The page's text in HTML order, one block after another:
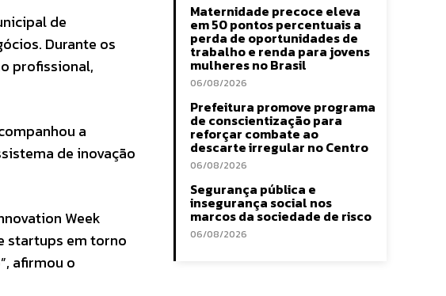
de
Durante os
profissional,
a
de inovação
Week
startups em torno
afirmou o
Maternidade precoce eleva
em 50 pontos percentuais a
perda de oportunidades de
trabalho e renda para jovens
mulheres no Brasil
06/08/2026
Prefeitura promove programa
de conscientização para
reforçar combate ao
descarte irregular no Centro
06/08/2026
Segurança pública e
insegurança social nos
marcos da sociedade de risco
06/08/2026